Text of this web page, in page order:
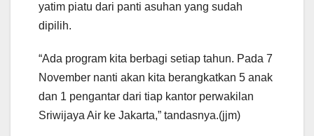
yatim piatu dari panti asuhan yang sudah
dipilih.
“Ada program kita berbagi setiap tahun. Pada 7
November nanti akan kita berangkatkan 5 anak
dan 1 pengantar dari tiap kantor perwakilan
Sriwijaya Air ke Jakarta,” tandasnya.(jjm)